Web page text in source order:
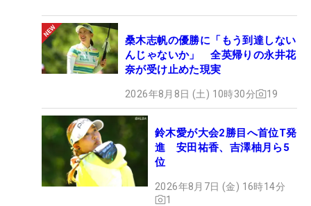
桑木志帆の優勝に「もう到達しない
んじゃないか」 全英帰りの永井花
奈が受け止めた現実
2026年8月8日 (土) 10時30分 19
鈴木愛が大会2勝目へ首位T発
進 安田祐香、吉澤柚月ら5
位
2026年8月7日 (金) 16時14分
1